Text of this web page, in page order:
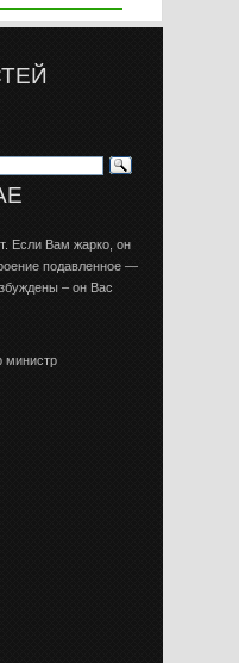
Если Вам жарко, он
подавленное —
– он Вас
министр